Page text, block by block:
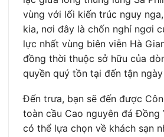
vùng với lối kiến trúc nguy
kia, nơi đây là chốn nghỉ ngơi
lực nhất vùng biên viễn Hà
đồng thời thuộc sở hữu của
quyền quý tồn tại đến tận ngày
Đến trưa, bạn sẽ đến được
toàn cầu Cao nguyên đá Đồng
có thể lựa chọn về khách sạn